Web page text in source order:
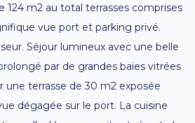
124 m2 au total terrasses comprises
vue port et parking privé.
Séjour lumineux avec une belle
par de grandes baies vitrées
une terrasse de 30 m2 exposée
dégagée sur le port. La cuisine